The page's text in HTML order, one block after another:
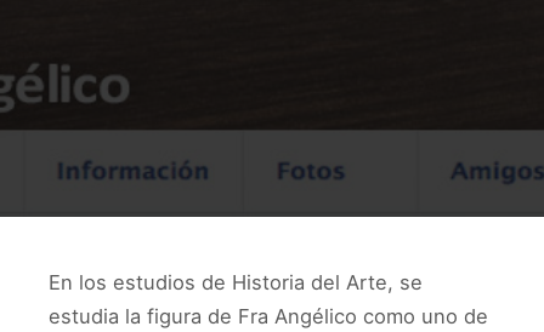
En los estudios de Historia del Arte, se
estudia la figura de Fra Angélico como uno de